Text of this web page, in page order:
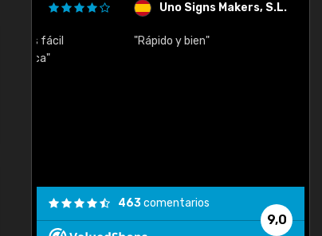
Uno Signs Makers, S.L.
"Rápido y bien"
9,0
463comentarios